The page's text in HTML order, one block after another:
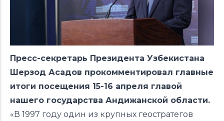
Пресс-секретарь Президента Узбекистана
Шерзод Асадов прокомментировал главные
итоги посещения 15-16 апреля главой
нашего государства Андижанской области.
«В 1997 году один из крупных геостратегов